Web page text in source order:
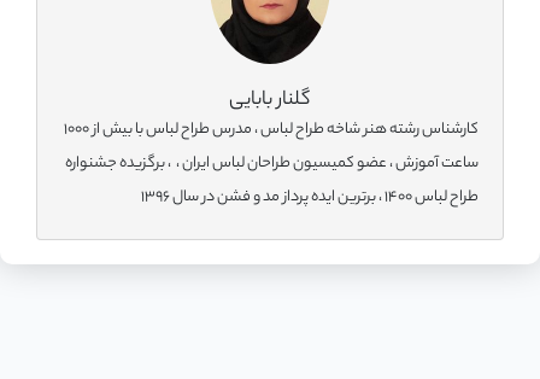
گلنار بابایی
کارشناس رشته هنر شاخه طراح لباس ، مدرس طراح لباس با بیش از 1000
ساعت آموزش ، عضو کمیسیون طراحان لباس ایران ، ، برگزیده جشنواره
طراح لباس 1400 ، برترین ایده پرداز مد و فشن در سال 1396